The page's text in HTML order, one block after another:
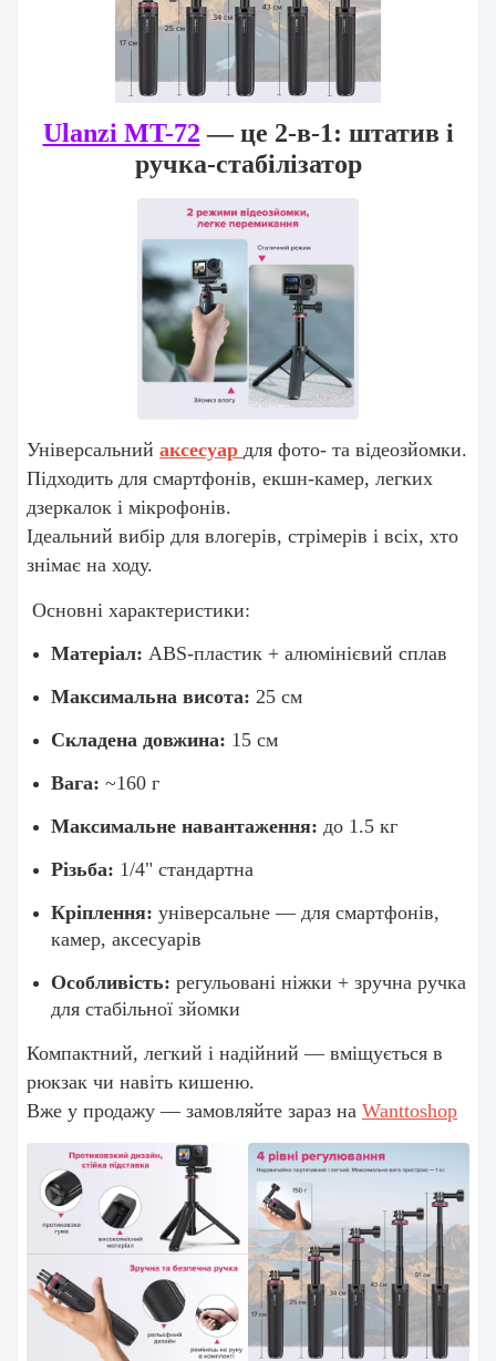
Ulanzi MT-72 — це 2-в-1: штатив і
ручка-стабілізатор
Універсальний аксесуар для фото- та відеозйомки.
Підходить для смартфонів, екшн-камер, легких
дзеркалок і мікрофонів.
Ідеальний вибір для влогерів, стрімерів і всіх, хто
знімає на ходу.
Основні характеристики:
Матеріал: ABS-пластик + алюмінієвий сплав
Максимальна висота: 25 см
Складена довжина: 15 см
Вага: ~160 г
Максимальне навантаження: до 1.5 кг
Різьба: 1/4" стандартна
Кріплення: універсальне — для смартфонів,
камер, аксесуарів
Особливість: регульовані ніжки + зручна ручка
для стабільної зйомки
Компактний, легкий і надійний — вміщується в
рюкзак чи навіть кишеню.
Вже у продажу — замовляйте зараз на Wanttoshop